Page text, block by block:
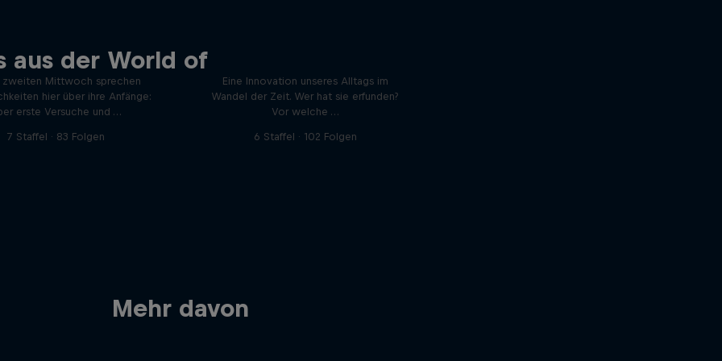
aus der World of
Mein erstes Mal
zweiten Mittwoch sprechen
hier über ihre Anfänge:
erste Versuche und …
7 Staffel · 83 Folgen
Eine Innovation unseres Alltags im
Wandel der Zeit. Wer hat sie erfunden?
Vor welche …
6 Staffel · 102 Folgen
Mehr davon